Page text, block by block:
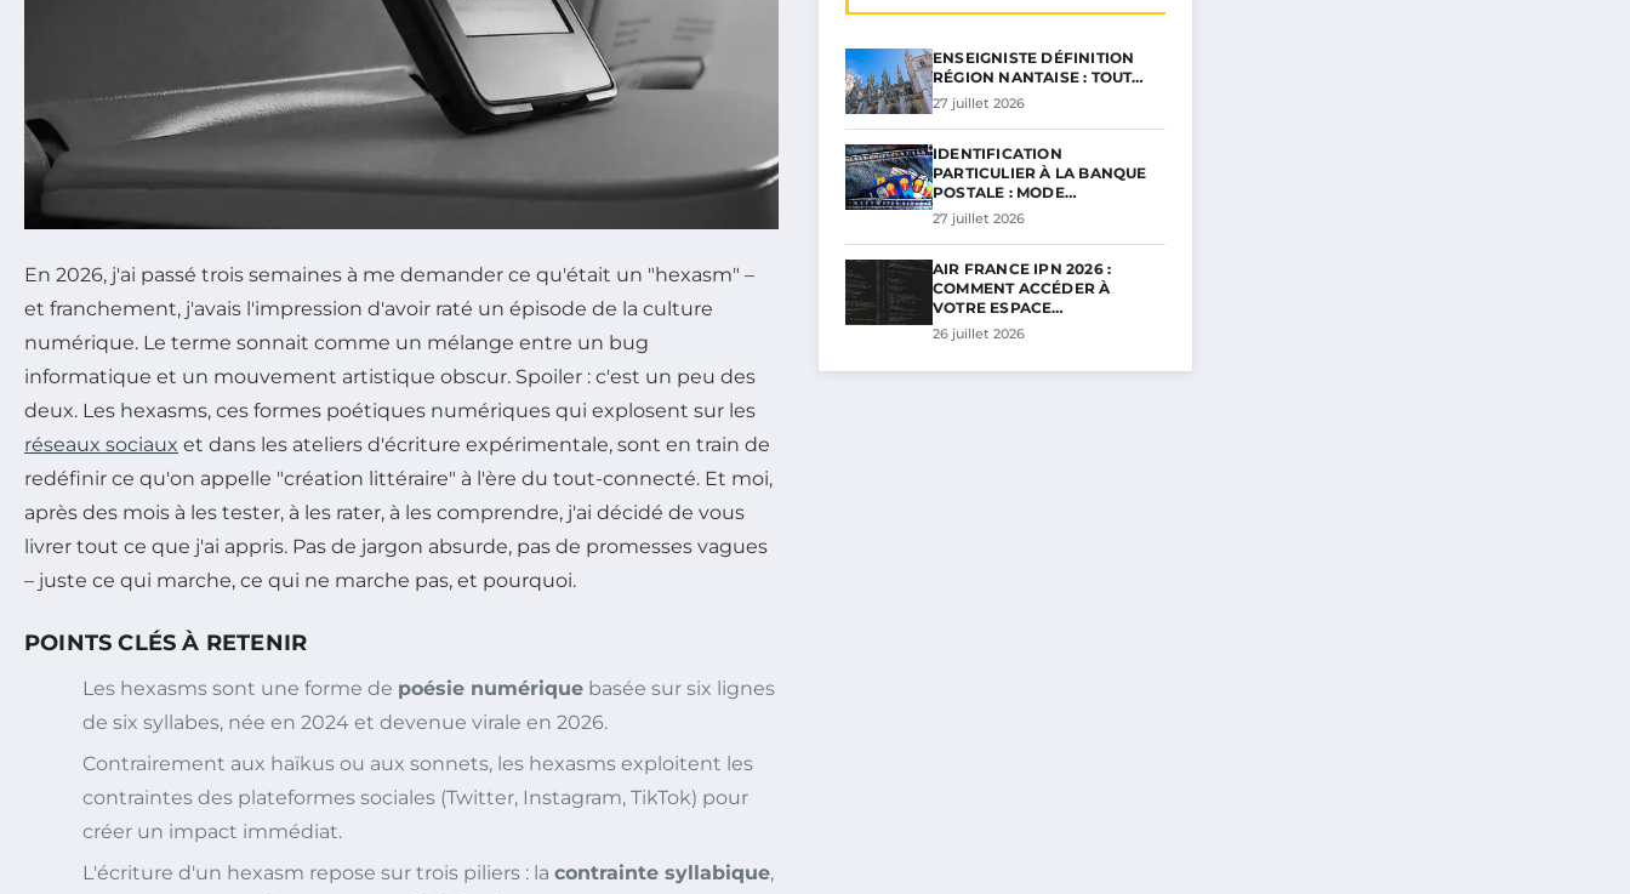
En 2026, j'ai passé trois semaines à me demander ce qu'était un "hexasm" –
et franchement, j'avais l'impression d'avoir raté un épisode de la culture
numérique. Le terme sonnait comme un mélange entre un bug
informatique et un mouvement artistique obscur. Spoiler : c'est un peu des
deux. Les hexasms, ces formes poétiques numériques qui explosent sur les
réseaux sociaux et dans les ateliers d'écriture expérimentale, sont en train de
redéfinir ce qu'on appelle "création littéraire" à l'ère du tout-connecté. Et moi,
après des mois à les tester, à les rater, à les comprendre, j'ai décidé de vous
livrer tout ce que j'ai appris. Pas de jargon absurde, pas de promesses vagues
– juste ce qui marche, ce qui ne marche pas, et pourquoi.
POINTS CLÉS À RETENIR
Les hexasms sont une forme de poésie numérique basée sur six lignes
de six syllabes, née en 2024 et devenue virale en 2026.
Contrairement aux haïkus ou aux sonnets, les hexasms exploitent les
contraintes des plateformes sociales (Twitter, Instagram, TikTok) pour
créer un impact immédiat.
L'écriture d'un hexasm repose sur trois piliers : la contrainte syllabique,
ENSEIGNISTE DÉFINITION
RÉGION NANTAISE : TOUT…
27 juillet 2026
IDENTIFICATION
PARTICULIER À LA BANQUE
POSTALE : MODE…
27 juillet 2026
AIR FRANCE IPN 2026 :
COMMENT ACCÉDER À
VOTRE ESPACE…
26 juillet 2026